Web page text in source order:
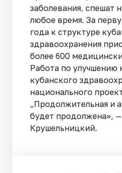
заболевания, спешат
любое время. За
года к структуре
здравоохранения
более 600
Работа по улучшению
кубанского
национального
„Продолжительная и
будет продолжена»,
Крушельницкий.